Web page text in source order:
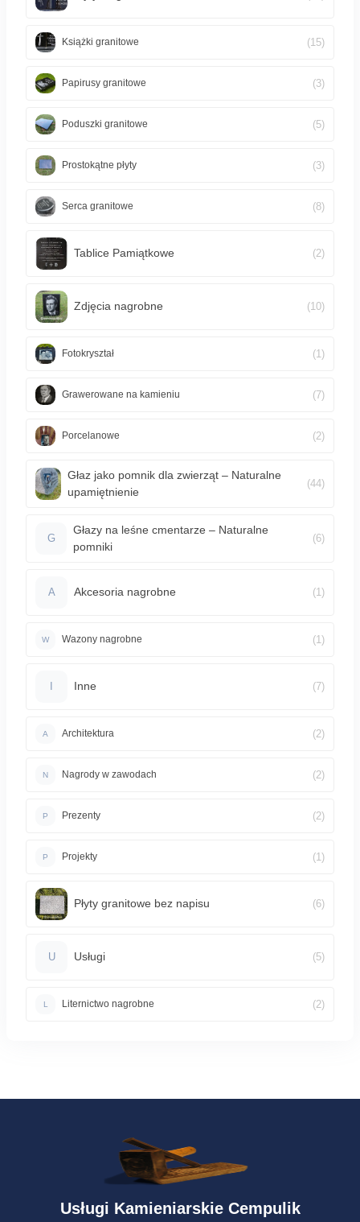
Książki granitowe (15)
Papirusy granitowe (3)
Poduszki granitowe (5)
Prostokątne płyty (3)
Serca granitowe (8)
Tablice Pamiątkowe (2)
Zdjęcia nagrobne (10)
Fotokryształ (1)
Grawerowane na kamieniu (7)
Porcelanowe (2)
Głaz jako pomnik dla zwierząt – Naturalne
upamiętnienie
(44)
G
Głazy na leśne cmentarze – Naturalne
pomniki
(6)
A Akcesoria nagrobne (1)
W Wazony nagrobne (1)
Inne (7)
A Architektura (2)
N Nagrody w zawodach (2)
P Prezenty (2)
P Projekty (1)
Płyty granitowe bez napisu (6)
U Usługi (5)
L Liternictwo nagrobne (2)
Usługi Kamieniarskie Cempulik